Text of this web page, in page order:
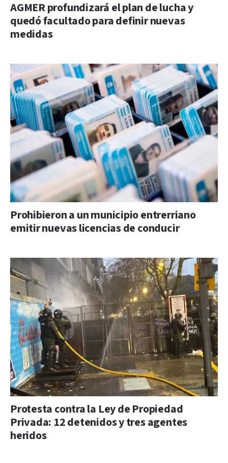
AGMER profundizará el plan de lucha y
quedó facultado para definir nuevas
medidas
Prohibieron a un municipio entrerriano
emitir nuevas licencias de conducir
Protesta contra la Ley de Propiedad
Privada: 12 detenidos y tres agentes
heridos